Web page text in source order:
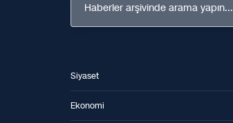
Haberler arşivinde arama yapın...
Siyaset
Ekonomi